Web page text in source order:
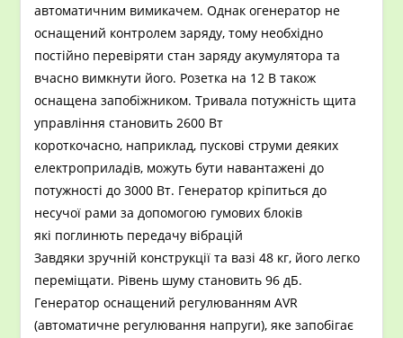
автоматичним вимикачем. Однак огенератор не
оснащений контролем заряду, тому необхідно
постійно перевіряти стан заряду акумулятора та
вчасно вимкнути його. Розетка на 12 В також
оснащена запобіжником. Тривала потужність щита
управління становить 2600 Вт
короткочасно, наприклад, пускові струми деяких
електроприладів, можуть бути навантажені до
потужності до 3000 Вт. Генератор кріпиться до
несучої рами за допомогою гумових блоків
які поглинють передачу вібрацій
Завдяки зручній конструкції та вазі 48 кг, його легко
переміщати. Рівень шуму становить 96 дБ.
Генератор оснащений регулюванням AVR
(автоматичне регулювання напруги), яке запобігає